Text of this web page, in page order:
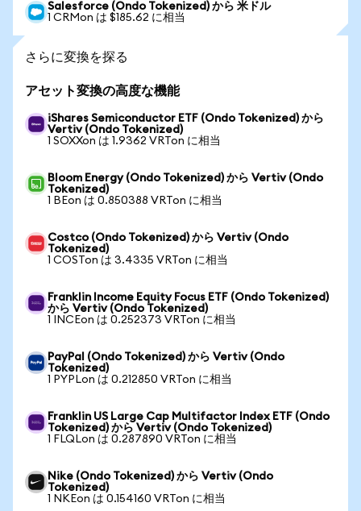
Salesforce (Ondo Tokenized) から 米ドル
1 CRMon は $185.62 に相当
さらに変換を探る
アセット変換の高度な機能
iShares Semiconductor ETF (Ondo Tokenized) から
Vertiv (Ondo Tokenized)
1 SOXXon は 1.9362 VRTon に相当
Bloom Energy (Ondo Tokenized) から Vertiv (Ondo
Tokenized)
1 BEon は 0.850388 VRTon に相当
Costco (Ondo Tokenized) から Vertiv (Ondo
Tokenized)
1 COSTon は 3.4335 VRTon に相当
Franklin Income Equity Focus ETF (Ondo Tokenized)
から Vertiv (Ondo Tokenized)
1 INCEon は 0.252373 VRTon に相当
PayPal (Ondo Tokenized) から Vertiv (Ondo
Tokenized)
1 PYPLon は 0.212850 VRTon に相当
Franklin US Large Cap Multifactor Index ETF (Ondo
Tokenized) から Vertiv (Ondo Tokenized)
1 FLQLon は 0.287890 VRTon に相当
Nike (Ondo Tokenized) から Vertiv (Ondo
Tokenized)
1 NKEon は 0.154160 VRTon に相当